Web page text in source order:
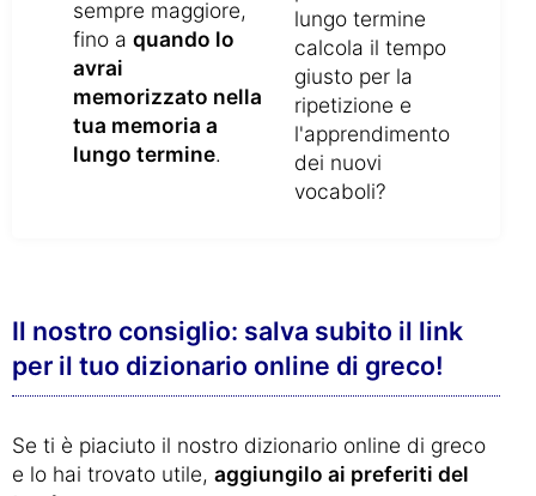
sempre maggiore,
fino a quando lo
avrai
memorizzato nella
tua memoria a
lungo termine.
lungo termine
calcola il tempo
giusto per la
ripetizione e
l'apprendimento
dei nuovi
vocaboli?
Il nostro consiglio: salva subito il link
per il tuo dizionario online di greco!
Se ti è piaciuto il nostro dizionario online di greco
e lo hai trovato utile, aggiungilo ai preferiti del